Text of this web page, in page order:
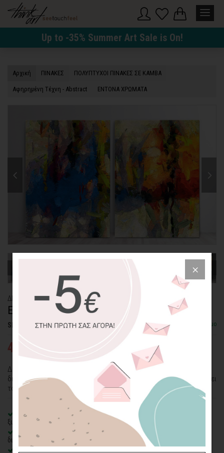
Up to -35% Summer Art Sale is On!
Αρχική ΠΙΝΑΚΕΣ ΠΟΛΥΠΤΥΧΟΙ ΠΙΝΑΚΕΣ ΣΕ ΚΑΜΒΑ
Αφηρημένη Τέχνη - Abstract ΕΝΤΟΝΑ ΧΡΩΜΑΤΑ
ΔΙΠΤΥΧΟΣ ΠΙΝΑΚΑΣ ΚΑΜΒΑΣ
ΕΝΤΟΝΑ ΧΡΩΜΑΤΑ
SKU: CVPS-2P-10-P Διαθέσιμο
42,25€
Δίπτυχος πίνακας καμβάς "Έντονα Χρώματα". Μια επιλογή
διακόσμησης του χώρου σας που θα εντυπωσιάσει και θα μαγνητίσει
τα βλέμματα!
100% πιστοποιημένος βαμβακερός καμβάς
σε τελάρο φυσικής
ξυλείας
Οικολογική εκτύπωση
με μελάνια νερού latex, χωρίς χημικούς
διαλύτες και οσμές